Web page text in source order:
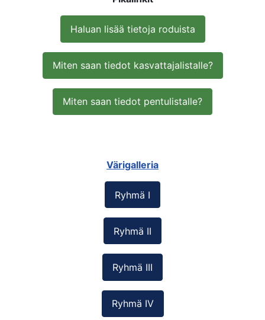
Haluan lisää tietoja roduista
Miten saan tiedot kasvattajalistalle?
Miten saan tiedot pentulistalle?
Värigalleria
Ryhmä I
Ryhmä II
Ryhmä III
Ryhmä IV